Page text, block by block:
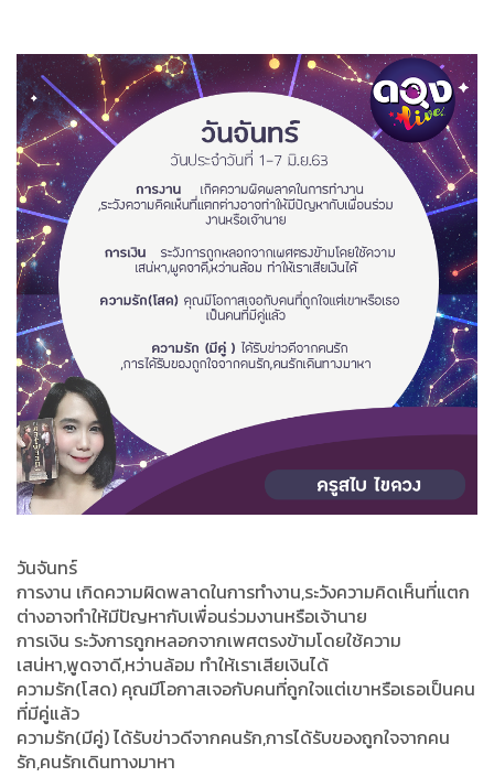
วันจันทร์
การงาน เกิดความผิดพลาดในการทำงาน,ระวังความคิดเห็นที่แตก
ต่างอาจทำให้มีปัญหากับเพื่อนร่วมงานหรือเจ้านาย
การเงิน ระวังการถูกหลอกจากเพศตรงข้ามโดยใช้ความ
เสน่หา,พูดจาดี,หว่านล้อม ทำให้เราเสียเงินได้
ความรัก(โสด) คุณมีโอกาสเจอกับคนที่ถูกใจแต่เขาหรือเธอเป็นคน
ที่มีคู่แล้ว
ความรัก(มีคู่) ได้รับข่าวดีจากคนรัก,การได้รับของถูกใจจากคน
รัก,คนรักเดินทางมาหา